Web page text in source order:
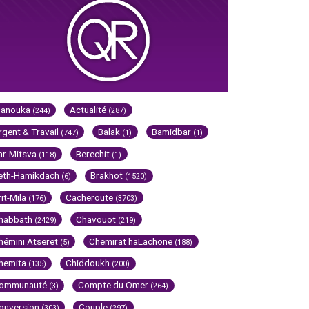
(244) Actualité (287)
& Travail (747) Balak (1) Bamidbar (1)
Mitsva (118) Berechit (1)
Hamikdach (6) Brakhot (1520)
Mila (176) Cacheroute (3703)
(2429) Chavouot (219)
Atseret (5) Chemirat haLachone (188)
(135) Chiddoukh (200)
(3) Compte du Omer (264)